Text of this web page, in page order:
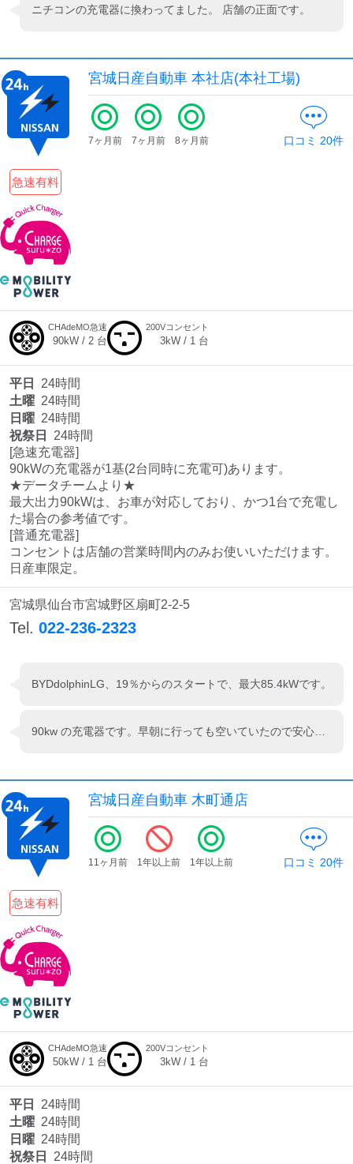
ニチコンの充電器に換わってました。 店舗の正面です。
宮城日産自動車 本社店(本社工場)
急速有料
7ヶ月前 7ヶ月前 8ヶ月前 口コミ 20件
CHAdeMO急速
90kW / 2 台
200Vコンセント
3kW / 1 台
平日
24時間
土曜 24時間
日曜 24時間
祝祭日
24時間
[急速充電器]
90kWの充電器が1基(2台同時に充電可)あります。
★データチームより★
最大出力90kWは、お車が対応しており、かつ1台で充電し
た場合の参考値です。
[普通充電器]
コンセントは店舗の営業時間内のみお使いいただけます。
日産車限定。
宮城県仙台市宮城野区扇町2-2-5
Tel. 022-236-2323
BYDdolphinLG、19％からのスタートで、最大85.4kWです。
宮城日産自動車 木町通店
急速有料
11ヶ月前 1年以上前 1年以上前 口コミ 20件
CHAdeMO急速
50kW / 1 台
200Vコンセント
3kW / 1 台
平日
24時間
土曜 24時間
日曜 24時間
祝祭日
24時間